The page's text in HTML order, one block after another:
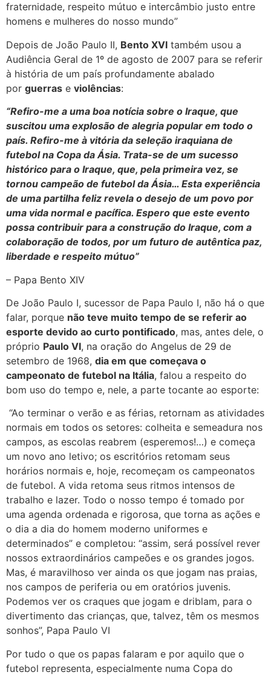
fraternidade, respeito mútuo e intercâmbio justo entre
homens e mulheres do nosso mundo”
Depois de João Paulo II, Bento XVI também usou a
Audiência Geral de 1º de agosto de 2007 para se referir
à história de um país profundamente abalado
por guerras e violências:
“Refiro-me a uma boa notícia sobre o Iraque, que
suscitou uma explosão de alegria popular em todo o
país. Refiro-me à vitória da seleção iraquiana de
futebol na Copa da Ásia. Trata-se de um sucesso
histórico para o Iraque, que, pela primeira vez, se
tornou campeão de futebol da Ásia… Esta experiência
de uma partilha feliz revela o desejo de um povo por
uma vida normal e pacífica. Espero que este evento
possa contribuir para a construção do Iraque, com a
colaboração de todos, por um futuro de autêntica paz,
liberdade e respeito mútuo”
– Papa Bento XIV
De João Paulo I, sucessor de Papa Paulo I, não há o que
falar, porque não teve muito tempo de se referir ao
esporte devido ao curto pontificado, mas, antes dele, o
próprio Paulo VI, na oração do Angelus de 29 de
setembro de 1968, dia em que começava o
campeonato de futebol na Itália, falou a respeito do
bom uso do tempo e, nele, a parte tocante ao esporte:
“Ao terminar o verão e as férias, retornam as atividades
normais em todos os setores: colheita e semeadura nos
campos, as escolas reabrem (esperemos!…) e começa
um novo ano letivo; os escritórios retomam seus
horários normais e, hoje, recomeçam os campeonatos
de futebol. A vida retoma seus ritmos intensos de
trabalho e lazer. Todo o nosso tempo é tomado por
uma agenda ordenada e rigorosa, que torna as ações e
o dia a dia do homem moderno uniformes e
determinados” e completou: “assim, será possível rever
nossos extraordinários campeões e os grandes jogos.
Mas, é maravilhoso ver ainda os que jogam nas praias,
nos campos de periferia ou em oratórios juvenis.
Podemos ver os craques que jogam e driblam, para o
divertimento das crianças, que, talvez, têm os mesmos
sonhos”, Papa Paulo VI
Por tudo o que os papas falaram e por aquilo que o
futebol representa, especialmente numa Copa do